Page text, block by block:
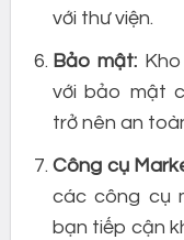
với thư viện.
Bảo mật:
với bảo mật
trở nên an
Công cụ
các công cụ
bạn tiếp cận